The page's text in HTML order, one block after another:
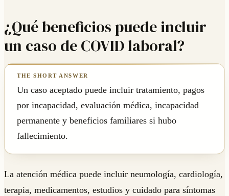
¿Qué beneficios puede incluir
un caso de COVID laboral?
Un caso aceptado puede incluir tratamiento, pagos
por incapacidad, evaluación médica, incapacidad
permanente y beneficios familiares si hubo
fallecimiento.
La atención médica puede incluir neumología, cardiología,
terapia, medicamentos, estudios y cuidado para síntomas